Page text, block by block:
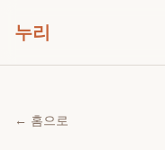
누리
← 홈으로